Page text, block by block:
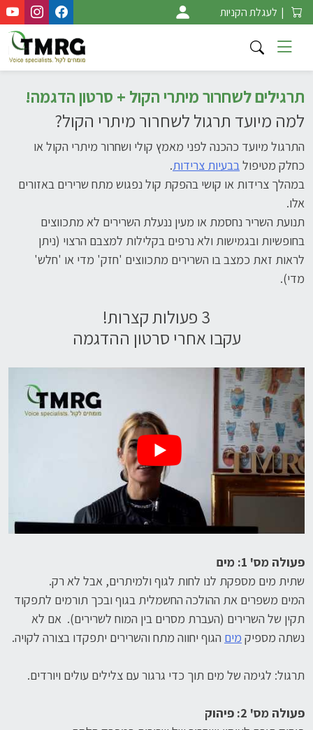
Skip
to
content
| לעגלת הקניות
תרגילים לשחרור מיתרי הקול + סרטון הדגמה!
למה מיועד תרגול לשחרור מיתרי הקול?
התרגול מיועד כהכנה לפני מאמץ קולי ושחרור מיתרי הקול או
כחלק מטיפולבבעיות צרידות.
במהלך צרידות או קושי בהפקת קול נפגוש מתח שרירים באזורים
אלו.
תנועת השריר נחסמת או מעין ננעלת השרירים לא מתכווצים
בחופשיות ובגמישות ולא נרפים בקלילות למצבם הרצוי (ניתן
לראות זאת כמצב בו השרירים מתכווצים 'חזק' מדי או 'חלש'
מדי).
3 פעולות קצרות!
עקבו אחרי סרטון ההדגמה
פעולה מס' 1: מים
שתית מים מספקת לנו לחות לגוף ולמיתרים, אבל לא רק.
המים משפרים את ההולכה החשמלית בגוף ובכך תורמים לתפקוד
תקין של השרירים (העברת מסרים בין המוח לשרירים). אם לא
נשתה מספיק מים הגוף יחווה מתח והשרירים יתפקדו בצורה לקויה.
תרגול: לגימה של מים תוך כדי גרגור עם צלילים עולים ויורדים.
פעולה מס' 2: פיהוק